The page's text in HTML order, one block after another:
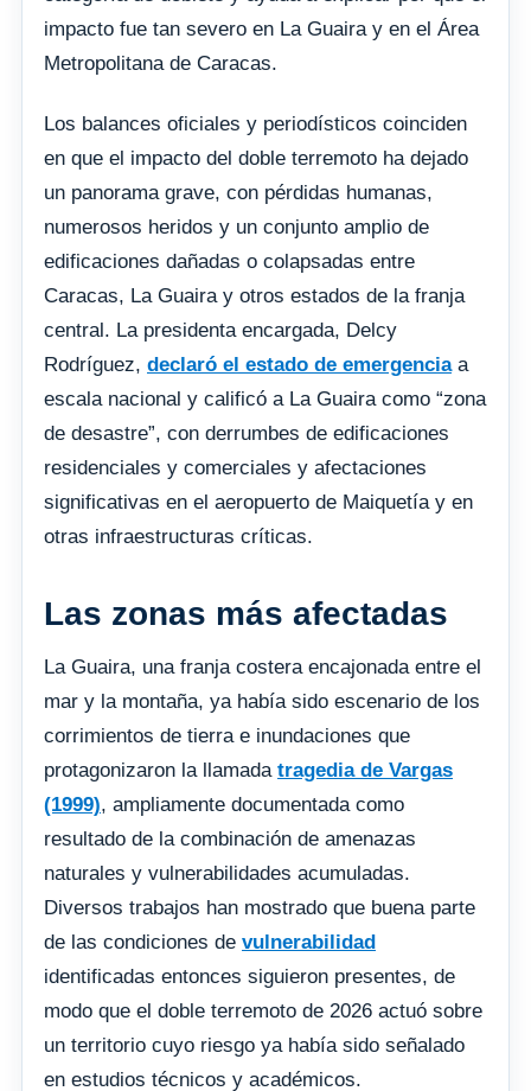
impacto fue tan severo en La Guaira y en el Área
Metropolitana de Caracas.
Los balances oficiales y periodísticos coinciden
en que el impacto del doble terremoto ha dejado
un panorama grave, con pérdidas humanas,
numerosos heridos y un conjunto amplio de
edificaciones dañadas o colapsadas entre
Caracas, La Guaira y otros estados de la franja
central. La presidenta encargada, Delcy
Rodríguez, declaró el estado de emergenciaa
escala nacional y calificó a La Guaira como “zona
de desastre”, con derrumbes de edificaciones
residenciales y comerciales y afectaciones
significativas en el aeropuerto de Maiquetía y en
otras infraestructuras críticas.
Las zonas más afectadas
La Guaira, una franja costera encajonada entre el
mar y la montaña, ya había sido escenario de los
corrimientos de tierra e inundaciones que
protagonizaron la llamada tragedia de Vargas
(1999), ampliamente documentada como
resultado de la combinación de amenazas
naturales y vulnerabilidades acumuladas.
Diversos trabajos han mostrado que buena parte
de las condiciones de vulnerabilidad
identificadas entonces siguieron presentes, de
modo que el doble terremoto de 2026 actuó sobre
un territorio cuyo riesgo ya había sido señalado
en estudios técnicos y académicos.